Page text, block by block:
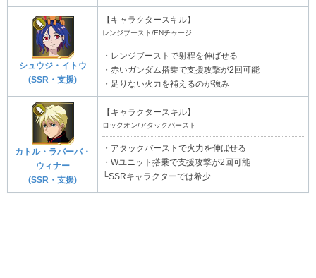
シュウジ・イトウ
(SSR・支援)
【キャラクタースキル】
レンジブースト/ENチャージ
・レンジブーストで射程を伸ばせる
・赤いガンダム搭乗で支援攻撃が2回可能
・足りない火力を補えるのが強み
カトル・ラバーバ・
ウィナー
(SSR・支援)
【キャラクタースキル】
ロックオン/アタックバースト
・アタックバーストで火力を伸ばせる
・Wユニット搭乗で支援攻撃が2回可能
└SSRキャラクターでは希少